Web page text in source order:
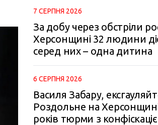
7 СЕРПНЯ 2026
За добу через обстріли
Херсонщині 32 людини
серед них – одна дитина
6 СЕРПНЯ 2026
Василя Забару,
Роздольне на
років тюрми з